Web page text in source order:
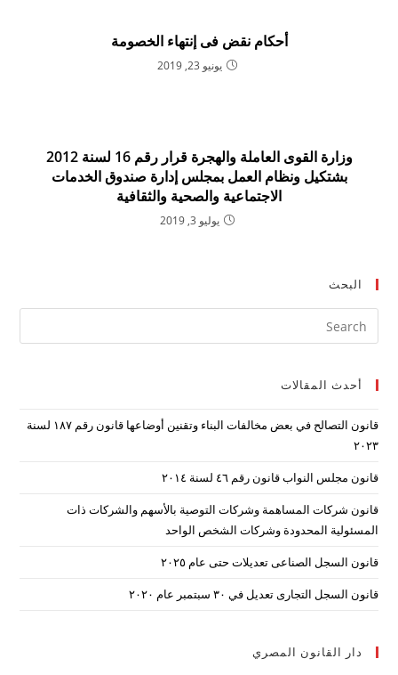
أحكام نقض فى إنتهاء الخصومة
يونيو 23, 2019
وزارة القوى العاملة والهجرة قرار رقم 16 لسنة 2012
بشتكيل ونظام العمل بمجلس إدارة صندوق الخدمات
الاجتماعية والصحية والثقافية
يوليو 3, 2019
البحث
أحدث المقالات
قانون التصالح في بعض مخالفات البناء وتقنين أوضاعها قانون رقم ۱۸۷ لسنة
۲۰۲۳
قانون مجلس النواب قانون رقم ٤٦ لسنة ٢٠١٤
قانون شركات المساهمة وشركات التوصية بالأسهم والشركات ذات
المسئولية المحدودة وشركات الشخص الواحد
قانون السجل الصناعى تعديلات حتى عام ٢٠٢٥
قانون السجل التجارى تعديل في ٣٠ سبتمبر عام ٢٠٢٠
دار القانون المصري